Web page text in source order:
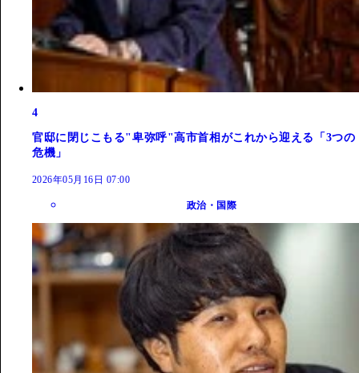
4
官邸に閉じこもる"卑弥呼"高市首相がこれから迎える「3つの
危機」
2026年05月16日 07:00
政治・国際